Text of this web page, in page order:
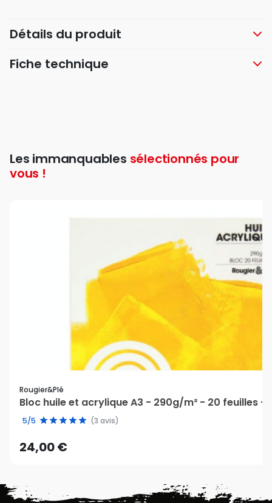
Détails du produit
Fiche technique
Les immanquables sélectionnés pour
vous !
Rougier&plé
Bloc huile et acrylique A3 - 290g/m² - 20 feuilles -
5/5 (3 avis)
24,00 €